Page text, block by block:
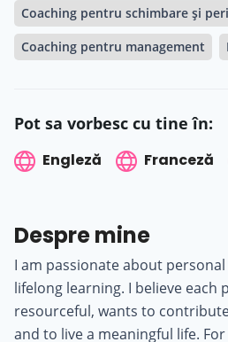
Coaching pentru schimbare și
Coaching pentru management
Pot sa vorbesc cu tine în:
Engleză Franceză
Despre mine
I am passionate about
lifelong learning. I believe each
resourceful, wants to
and to live a meaningful life. For me the coaching is an